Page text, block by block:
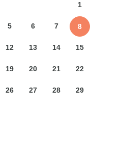
1
5 6 7 8
12 13 14 15
19 20 21 22
26 27 28 29